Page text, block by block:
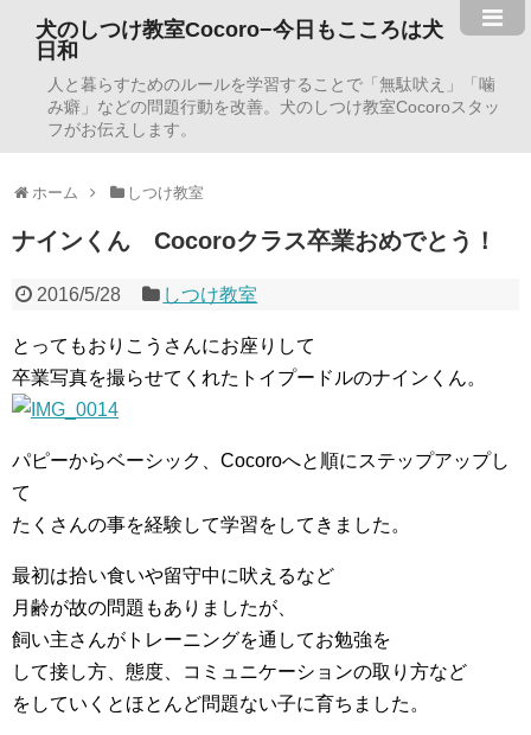
犬のしつけ教室Cocoro−今日もこころは犬
日和
人と暮らすためのルールを学習することで「無駄吠え」「噛
み癖」などの問題行動を改善。犬のしつけ教室Cocoroスタッ
フがお伝えします。
ホーム しつけ教室
ナインくん Cocoroクラス卒業おめでとう！
2016/5/28 しつけ教室
とってもおりこうさんにお座りして
卒業写真を撮らせてくれたトイプードルのナインくん。
パピーからベーシック、Cocoroへと順にステップアップし
て
たくさんの事を経験して学習をしてきました。
最初は拾い食いや留守中に吠えるなど
月齢が故の問題もありましたが、
飼い主さんがトレーニングを通してお勉強を
して接し方、態度、コミュニケーションの取り方など
をしていくとほとんど問題ない子に育ちました。